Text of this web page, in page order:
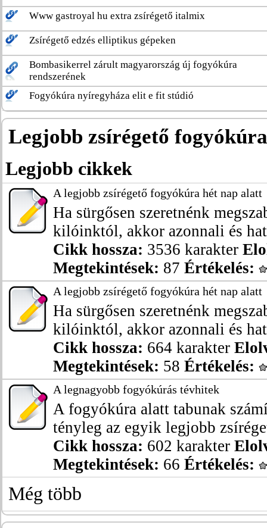
Www gastroyal hu extra zsírégető italmix
Zsírégető edzés elliptikus gépeken
Bombasikerrel zárult magyarország új fogyókúra
rendszerének
Fogyókúra nyíregyháza elit e fit stúdió
Legjobb zsírégető fogyókúra
Legjobb cikkek
A legjobb zsírégető fogyókúra hét nap alatt
Ha sürgősen szeretnénk
kilóinktól, akkor azonnali és
Cikk hossza: 3536 karakter
Megtekintések: 87 Értékelés:
A legjobb zsírégető fogyókúra hét nap alatt
Ha sürgősen szeretnénk
kilóinktól, akkor azonnali és
Cikk hossza: 664 karakter
Megtekintések: 58 Értékelés:
A legnagyobb fogyókúrás tévhitek
A fogyókúra alatt tabunak
tényleg az egyik legjobb
Cikk hossza: 602 karakter
Megtekintések: 66 Értékelés:
Még több